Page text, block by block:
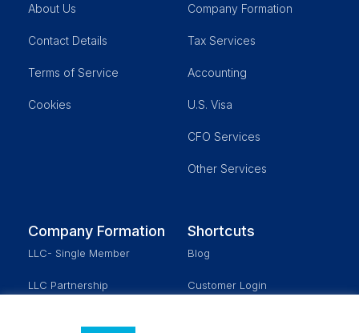
About Us
Contact Details
Terms of Service
Cookies
Company Formation
Tax Services
Accounting
U.S. Visa
CFO Services
Other Services
Company Formation
LLC- Single Member
LLC Partnership
Shortcuts
Blog
Customer Login